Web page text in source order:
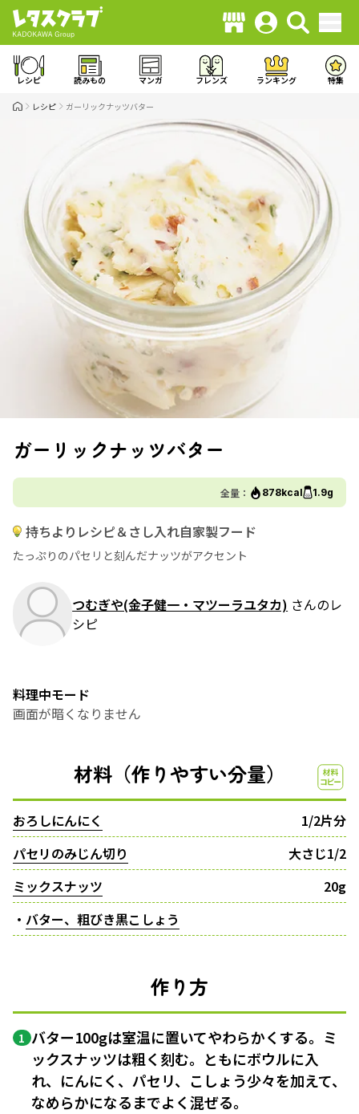
レシピ 読みもの マンガ フレンズ ランキング 特集
レシピ ガーリックナッツバター
ガーリックナッツバター
全量： 878kcal 1.9g
持ちよりレシピ＆さし入れ自家製フード
たっぷりのパセリと刻んだナッツがアクセント
つむぎや(金子健一・マツーラユタカ) さんのレ
シピ
料理中モード
画面が暗くなりません
材料（作りやすい分量）
おろしにんにく
1/2片分
パセリのみじん切り
大さじ1/2
ミックスナッツ
20g
・ バター、粗びき黒こしょう
作り方
1 バター100gは室温に置いてやわらかくする。ミ
ックスナッツは粗く刻む。ともにボウルに入
れ、にんにく、パセリ、こしょう少々を加えて、
なめらかになるまでよく混ぜる。